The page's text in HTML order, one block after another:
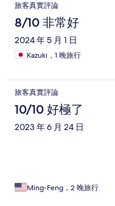
旅客真實評論
8/10 非常好
2024 年 5 月 1 日
Kazuki，1 晚旅行
旅客真實評論
10/10 好極了
2023 年 6 月 24 日
Ming-Feng，2 晚旅行